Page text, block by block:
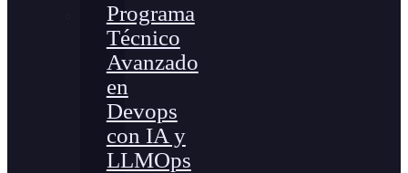
Programa
Técnico
Avanzado
en
Devops
con IA y
LLMOps